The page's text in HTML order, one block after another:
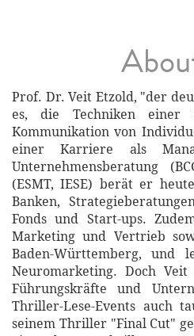
Prof. Dr. Veit Etzold, "der
es, die Techniken einer
Kommunikation von
einer Karriere als
Unternehmensberatung
(ESMT, IESE) berät er
Banken,
Fonds und Start-ups.
Marketing und Vertrieb
Baden-Württemberg, und
Neuromarketing. Doch
Führungskräfte und
Thriller-Lese-Events auch
seinem Thriller "Final Cut"